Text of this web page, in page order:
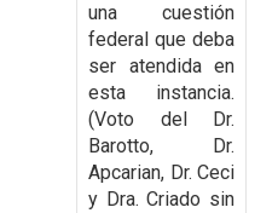
una cuestión
federal que deba
ser atendida en
esta instancia.
(Voto del Dr.
Barotto, Dr.
Apcarian, Dr. Ceci
y Dra. Criado sin